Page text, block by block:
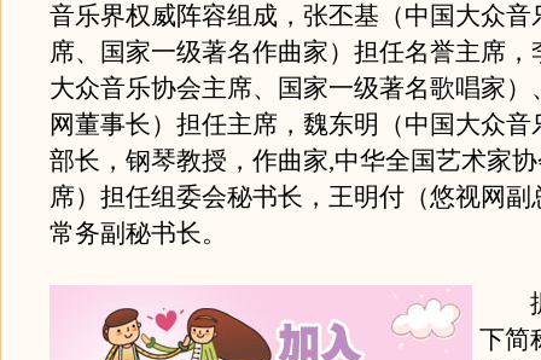
音乐界权威阵容组成，张丕基（中国大众音
席、国家一级著名作曲家）担任名誉主席，
大众音乐协会主席、国家一级著名歌唱家）
网董事长）担任主席，魏东明（中国大众音
部长，钢琴教授，作曲家,中华全国艺术家
席）担任组委会秘书长，王明付（悠视网副
常务副秘书长。
据
下简